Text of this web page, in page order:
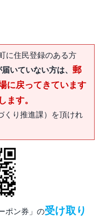
に住民登録のある方
いていない方は、郵
に戻ってきています
ます。
くり推進課）を頂けれ
ポン券」の受け取り